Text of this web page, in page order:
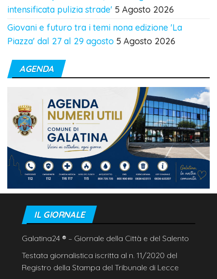
intensificata pulizia strade' 5 Agosto 2026
Giovani e futuro tra i temi nona edizione 'La
Piazza' dal 27 al 29 agosto 5 Agosto 2026
AGENDA
IL GIORNALE
Galatina24 ® – Giornale della Città e del Salento
Testata giornalistica iscritta al n. 11/2020 del
Registro della Stampa del Tribunale di Lecce